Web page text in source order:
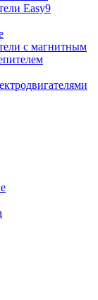
Easy9
с магнитным